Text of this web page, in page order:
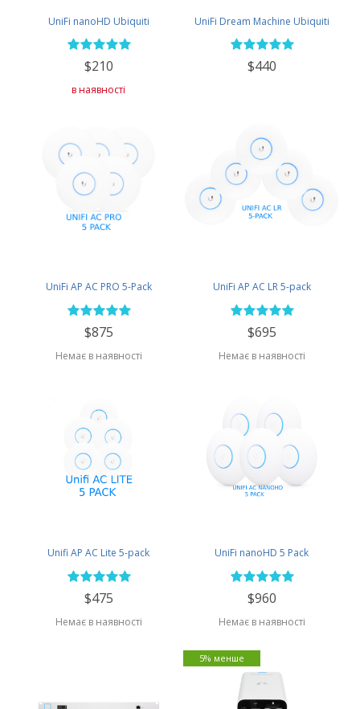
UniFi nanoHD Ubiquiti
$210
в наявності
UniFi Dream Machine Ubiquiti
$440
UniFi AP AC PRO 5-Pack
$875
Немає в наявності
UniFi AP AC LR 5-pack
$695
Немає в наявності
Unifi AP AC Lite 5-pack
$475
Немає в наявності
UniFi nanoHD 5 Pack
$960
Немає в наявності
5% менше